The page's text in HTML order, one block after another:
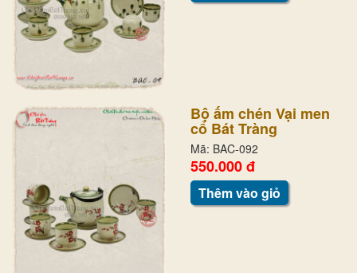
Bộ ấm chén Vại men
cổ Bát Tràng
Mã: BAC-092
550.000 đ
Thêm vào giỏ